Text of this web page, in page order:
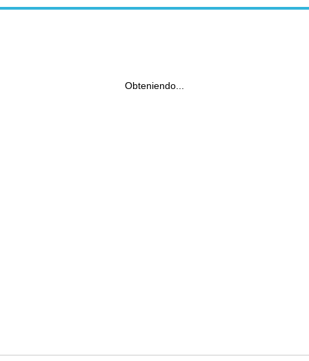
Obteniendo...